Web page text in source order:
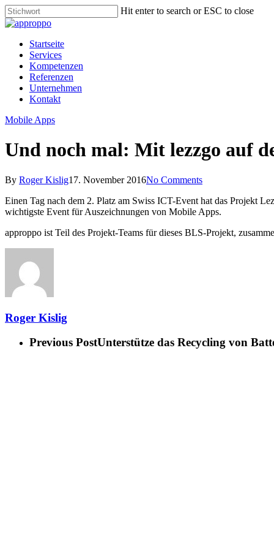
Skip
to
main
content
Hit enter to search or ESC to close
Close
Menu
Startseite
Services
Kompetenzen
Referenzen
Unternehmen
Kontakt
Mobile Apps
Und noch mal: Mit lezzgo auf
By Roger Kislig17. November 2016No Comments
Einen Tag nach dem 2. Platz am Swiss ICT-Event hat das Projekt
wichtigste Event für Auszeichnungen von Mobile Apps.
approppo ist Teil des Projekt-Teams für dieses BLS-Projekt,
Roger Kislig
Previous PostUnterstütze das Recycling von